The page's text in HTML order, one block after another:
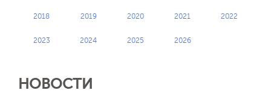
2018 2019 2020 2021 2022
2023 2024 2025 2026
НОВОСТИ